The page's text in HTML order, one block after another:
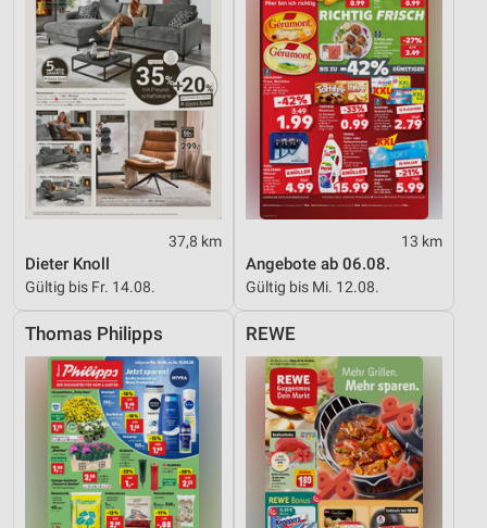
37,8 km
Dieter Knoll
Gültig bis Fr. 14.08.
13 km
Angebote ab 06.08.
Gültig bis Mi. 12.08.
Thomas Philipps REWE